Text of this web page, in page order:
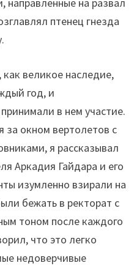
птенец гнезда
великое наследие,
год, и
в нем участие.
окном вертолетов с
я рассказывал
Аркадия Гайдара и его
изумленно взирали на
бежать в ректорат с
тоном после каждого
что это легко
недоверчивые